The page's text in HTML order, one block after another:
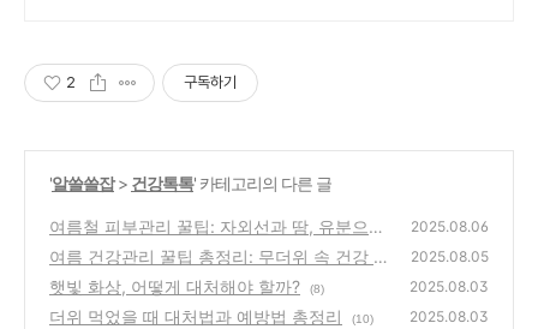
2 구독하기
'알쓸쓸잡> 건강톡톡' 카테고리의 다른 글
여름철 피부관리 꿀팁: 자외선과 땀, 유분으로
부터 피부 지키는 법
(11)
2025.08.06
여름 건강관리 꿀팁 총정리: 무더위 속 건강 지
키는 실전 가이드
(16)
2025.08.05
햇빛 화상, 어떻게 대처해야 할까? (8) 2025.08.03
더위 먹었을 때 대처법과 예방법 총정리 (10) 2025.08.03